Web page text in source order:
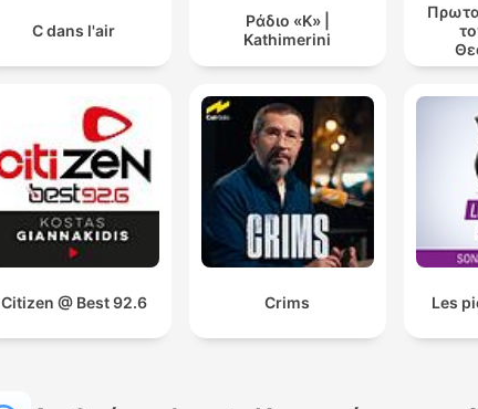
C dans l'air
Ράδιο «Κ» |
Kathimerini
Citizen @ Best 92.6 Crims Les